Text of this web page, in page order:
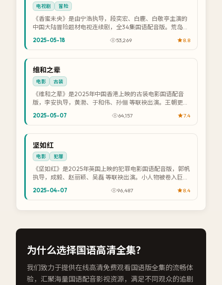
电视剧 冒险
《香蜜未央》是由宁浩执导，段奕宏、白鹿、白敬亭主演的
中国大陆冒险题材电视连续剧，全34集国语配音版。荒岛求
2025-05-18 53,269 8.8
中国
维和之辈
电影 古装
《维和之辈》是2025年中国香港上映的古装电影国语配音
版，李安执导，黄渤、于和伟、孙俪 等联袂出演。王朝更迭
2025-05-07 64,157 7.4
英国
坚如红
电影 犯罪
《坚如红》是2025年英国上映的犯罪电影国语配音版，郭帆
执导，成毅、赵丽颖、吴磊 等联袂出演。小人物被卷入巨额
2025-04-07 96,487 8.4
为什么选择国语高清全集？
我们致力于提供在线高清免费观看国语版全集的流畅体
验，汇聚海量国语配音影视资源，满足不同观众的追剧